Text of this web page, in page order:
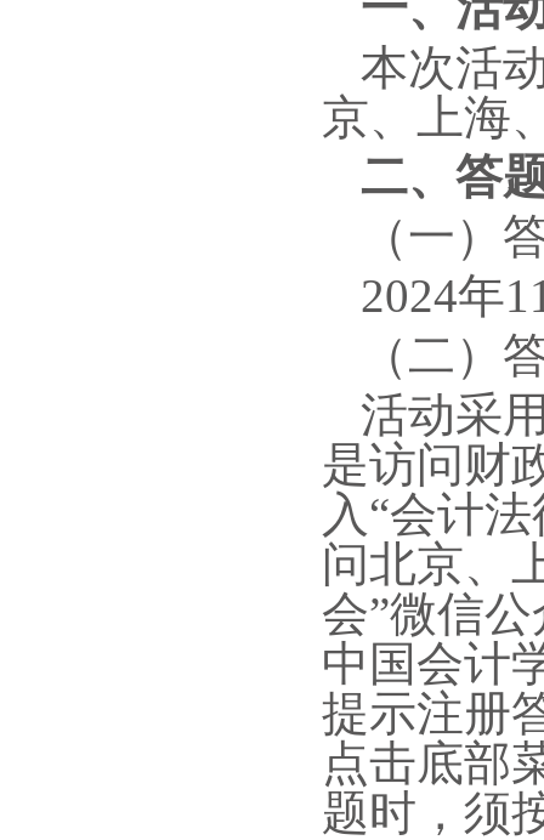
本次活
京、上海
二、答
（一）
2024年
（二）
活动采
是访问财
入“会计
问北京、
会”微信
中国会计
提示注册
点击底部
题时，须